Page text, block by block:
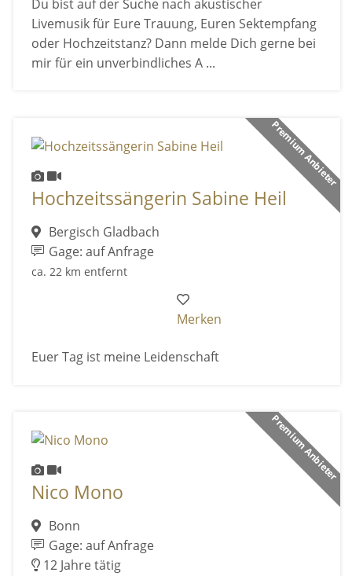
Du bist auf der Suche nach akustischer
Livemusik für Eure Trauung, Euren Sektempfang
oder Hochzeitstanz? Dann melde Dich gerne bei
mir für ein unverbindliches A ...
Premium Anbieter
Hochzeitssängerin Sabine Heil
Bergisch Gladbach
Gage: auf Anfrage
ca. 22 km entfernt
Merken
Euer Tag ist meine Leidenschaft
Premium Anbieter
Nico Mono
Bonn
Gage: auf Anfrage
12 Jahre tätig